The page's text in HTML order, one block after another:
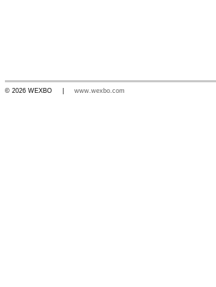
© 2026 WEXBO | www.wexbo.com